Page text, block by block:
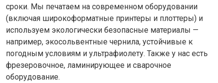
сроки. Мы печатаем на современном оборудовании
(включая широкоформатные принтеры и плоттеры) и
используем экологически безопасные материалы —
например, экосольвентные чернила, устойчивые к
погодным условиям и ультрафиолету. Также у нас есть
фрезеровочное, ламинирующее и сварочное
оборудование.